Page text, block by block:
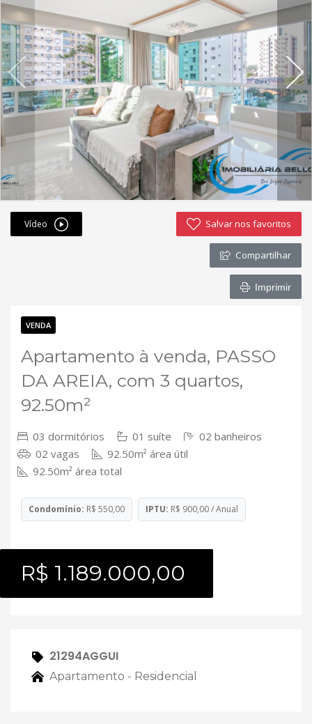
Fichas cadastrais
Financiamento
Hotsites
Política de privacidade
Postagens
Simulador de financiamento
whatsapp
ANUCIE SEU IMOVEL CONOSCO
Contato
Vídeo Salvar nos favoritos
Compartilhar
Imprimir
VENDA
Apartamento à venda, PASSO
DA AREIA, com 3 quartos,
92.50m²
03 dormitórios 01 suíte
02 banheiros
02 vagas
92.50m² área útil
92.50m² área total
Condomínio: R$ 550,00 IPTU: R$ 900,00 / Anual
R$ 1.189.000,00
21294AGGUI
Apartamento - Residencial